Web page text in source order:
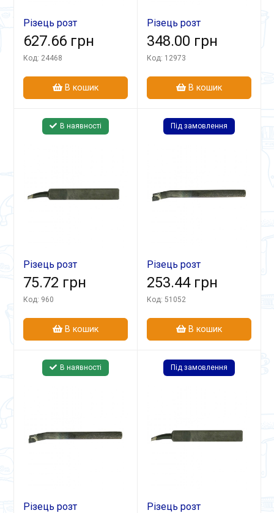
Різець розт
32х25х280 Т5К10 гл
627.66 грн
Код: 24468
В кошик
Різець розт
20х20х170 ВК8 гл.
348.00 грн
Код: 12973
В кошик
В наявності
Різець розт
25х16х200 Т15К6 скв
спец
75.72 грн
Код: 960
В кошик
Під замовлення
Різець розт
10х10х100 ВК8 гл.
253.44 грн
Код: 51052
В кошик
В наявності
Різець розт
Під замовлення
Різець розт